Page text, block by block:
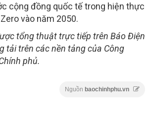
cộng đồng quốc tế trong hiện thực
vào năm 2050.
tổng thuật trực tiếp trên Báo Điện
tải trên các nền tảng của Công
phủ.
Nguồn baochinhphu.vn